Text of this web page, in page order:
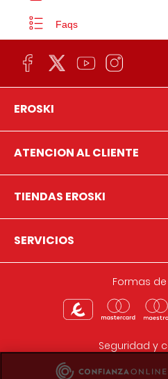
Faqs
EROSKI
ATENCION AL CLIENTE
TIENDAS EROSKI
SERVICIOS
Formas
Seguridad y